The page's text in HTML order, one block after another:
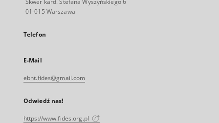
Skwer kard. Stefana Wyszyńskiego 6
01-015 Warszawa
Telefon
E-Mail
ebnt.fides@gmail.com
Odwiedź nas!
https://www.fides.org.pl